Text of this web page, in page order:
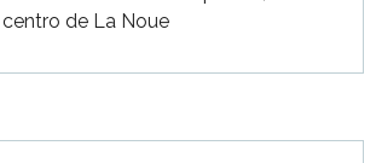
de La Noue